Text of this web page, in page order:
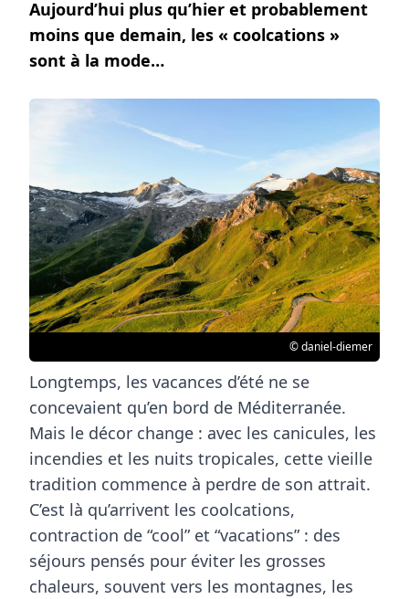
Aujourd’hui plus qu’hier et probablement
moins que demain, les « coolcations »
sont à la mode…
© daniel-diemer
Longtemps, les vacances d’été ne se
concevaient qu’en bord de Méditerranée.
Mais le décor change : avec les canicules, les
incendies et les nuits tropicales, cette vieille
tradition commence à perdre de son attrait.
C’est là qu’arrivent les coolcations,
contraction de “cool” et “vacations” : des
séjours pensés pour éviter les grosses
chaleurs, souvent vers les montagnes, les